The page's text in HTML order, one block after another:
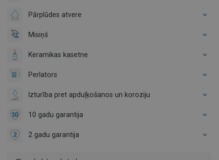
Pārplūdes atvere
Misiņš
Keramikas kasetne
Perlators
Izturība pret apduļķošanos un koroziju
10 gadu garantija
2 gadu garantija